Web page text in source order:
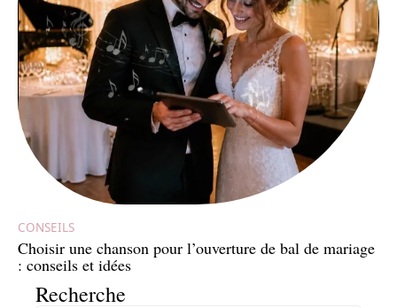
CONSEILS
Choisir une chanson pour l’ouverture de bal de mariage
: conseils et idées
Recherche